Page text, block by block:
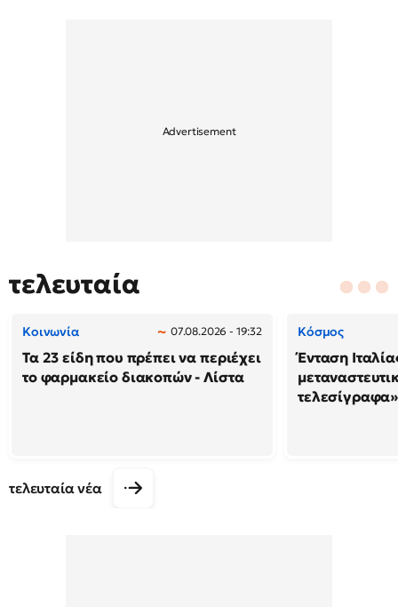
τελευταία
Κοινωνία 07.08.2026 - 19:32
Τα 23 είδη που πρέπει να περιέχει
το φαρμακείο διακοπών - Λίστα
Κόσμος
Ένταση
τελευταία νέα